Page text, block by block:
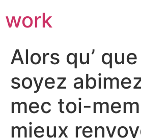
work
Alors qu’
soyez
mec toi-
mieux